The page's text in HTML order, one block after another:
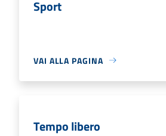
Sport
VAI ALLA PAGINA
Tempo libero